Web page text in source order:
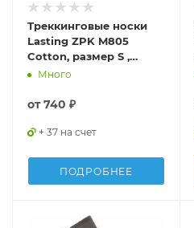
Треккинговые носки
Lasting ZPK M805
Cotton, размер S ,
ZPKM805S
Много
от740 ₽
+ 37 на счет
ПОДРОБНЕЕ